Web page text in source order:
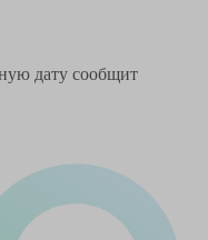
дату сообщит